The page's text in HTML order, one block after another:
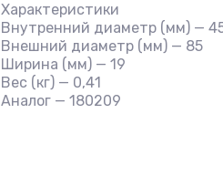
Характеристики
Внутренний диаметр (мм) —
Внешний диаметр (мм) — 85
Ширина (мм) — 19
Вес (кг) — 0,41
Аналог — 180209